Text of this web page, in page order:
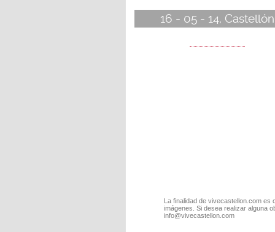
16 - 05 - 14, Castellón
La finalidad de vivecastellon.com
imágenes. Si desea realizar alguna
info@vivecastellon.com